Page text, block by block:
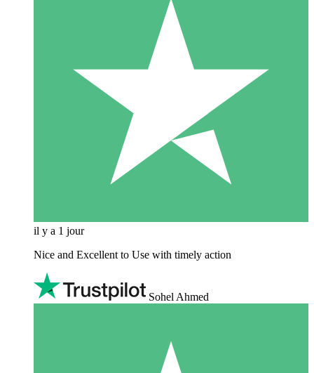
il y a 1 jour
Nice and Excellent to Use with timely action
Sohel Ahmed